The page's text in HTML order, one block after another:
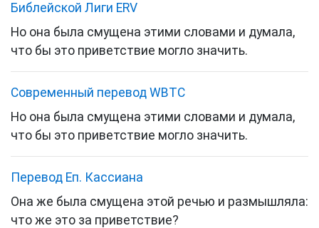
Библейской Лиги ERV
Но она была смущена этими словами и думала,
что бы это приветствие могло значить.
Cовременный перевод WBTC
Но она была смущена этими словами и думала,
что бы это приветствие могло значить.
Перевод Еп. Кассиана
Она же была смущена этой речью и размышляла:
что же это за приветствие?